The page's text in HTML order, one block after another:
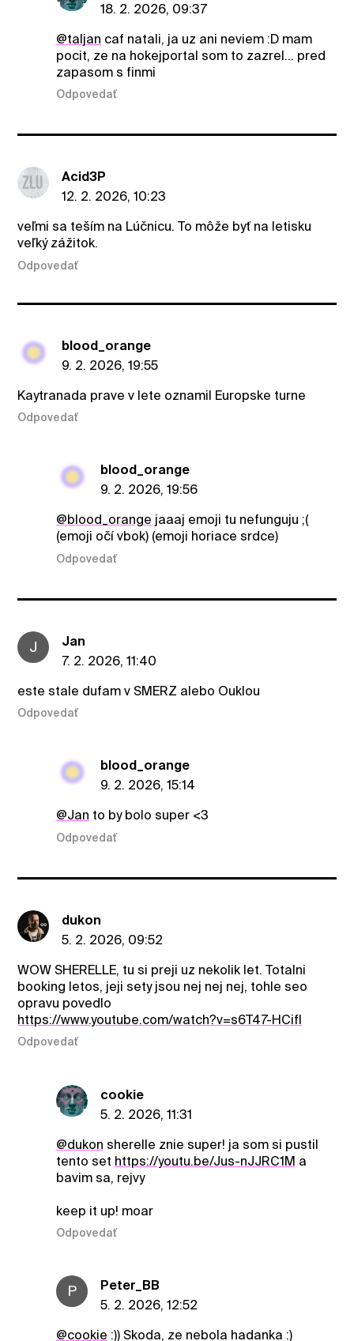
18. 2. 2026, 09:37
@taljan caf natali, ja uz ani neviem :D mam
pocit, ze na hokejportal som to zazrel… pred
zapasom s finmi
Odpovedať
Acid3P
12. 2. 2026, 10:23
veľmi sa teším na Lúčnicu. To môže byť na letisku
veľký zážitok.
Odpovedať
blood_orange
9. 2. 2026, 19:55
Kaytranada prave v lete oznamil Europske turne
Odpovedať
blood_orange
9. 2. 2026, 19:56
@blood_orange jaaaj emoji tu nefunguju ;(
(emoji očí vbok) (emoji horiace srdce)
Odpovedať
J
Jan
7. 2. 2026, 11:40
este stale dufam v SMERZ alebo Ouklou
Odpovedať
blood_orange
9. 2. 2026, 15:14
@Jan to by bolo super <3
Odpovedať
dukon
5. 2. 2026, 09:52
WOW SHERELLE, tu si preji uz nekolik let. Totalni
booking letos, jeji sety jsou nej nej nej, tohle seo
opravu povedlo
https://www.youtube.com/watch?v=s6T47-HCifI
Odpovedať
cookie
5. 2. 2026, 11:31
@dukon sherelle znie super! ja som si pustil
tento set https://youtu.be/Jus-nJJRC1M a
bavim sa, rejvy
keep it up! moar
Odpovedať
P
Peter_BB
5. 2. 2026, 12:52
@cookie :)) Skoda, ze nebola hadanka :)